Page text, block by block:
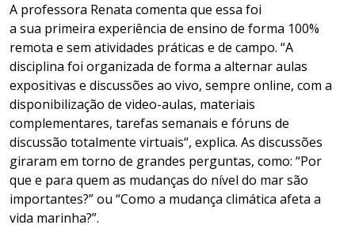
A professora Renata comenta que essa foi
a sua primeira experiência de ensino de forma 100%
remota e sem atividades práticas e de campo. “A
disciplina foi organizada de forma a alternar aulas
expositivas e discussões ao vivo, sempre online, com a
disponibilização de video-aulas, materiais
complementares, tarefas semanais e fóruns de
discussão totalmente virtuais“, explica. As discussões
giraram em torno de grandes perguntas, como: “Por
que e para quem as mudanças do nível do mar são
importantes?” ou “Como a mudança climática afeta a
vida marinha?”.